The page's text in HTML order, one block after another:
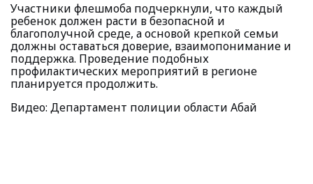
Участники флешмоба подчеркнули, что каждый
ребенок должен расти в безопасной и
благополучной среде, а основой крепкой семьи
должны оставаться доверие, взаимопонимание и
поддержка. Проведение подобных
профилактических мероприятий в регионе
планируется продолжить.
Видео: Департамент полиции области Абай